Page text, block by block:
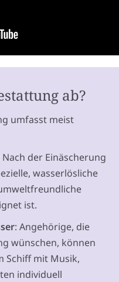
ab?
umfasst meist
Nach der Einäscherung
wasserlösliche
ist.
: Angehörige, die
wünschen, können
Schiff mit Musik,
individuell